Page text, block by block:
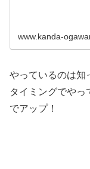
www.kanda-
やっているのは知
タイミングでやっ
でアップ！